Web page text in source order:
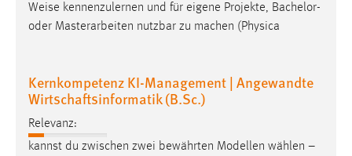
Weise kennenzulernen und für eigene Projekte, Bachelor-
oder Masterarbeiten nutzbar zu machen (Physica
Kernkompetenz KI-Management | Angewandte
Wirtschaftsinformatik (B.Sc.)
Relevanz:
kannst du zwischen zwei bewährten Modellen wählen –